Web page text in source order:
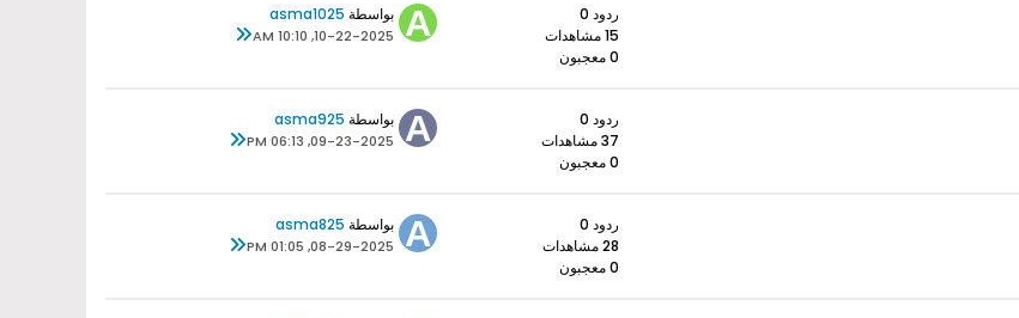
ردود 0
15 مشاهدات
0 معجبون
بواسطة asma1025
10-22-2025, 10:10 AM
ردود 0
37 مشاهدات
0 معجبون
بواسطة asma925
09-23-2025, 06:13 PM
ردود 0
28 مشاهدات
0 معجبون
بواسطة asma825
08-29-2025, 01:05 PM